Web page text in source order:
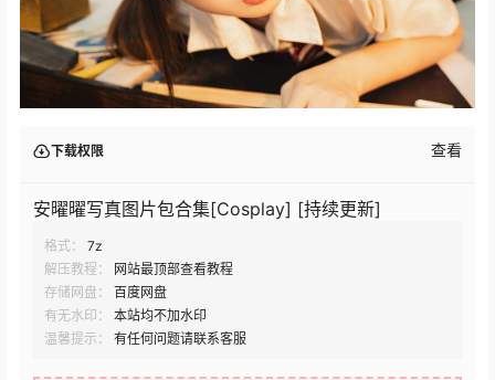
下载权限 查看
安曜曜写真图片包合集[Cosplay] [持续更新]
格式：
7z
解压教程：
网站最顶部查看教程
存储网盘：
百度网盘
有无水印：
本站均不加水印
温馨提示：
有任何问题请联系客服